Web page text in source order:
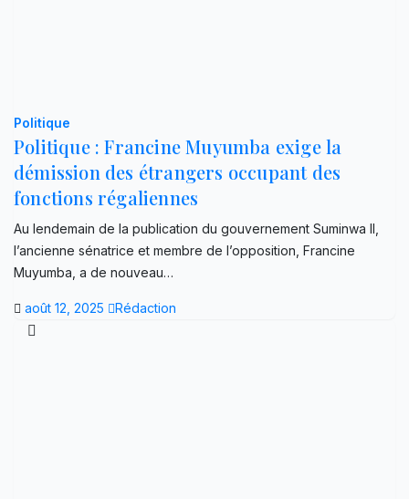
Politique
Politique : Francine Muyumba exige la
démission des étrangers occupant des
fonctions régaliennes
Au lendemain de la publication du gouvernement Suminwa II,
l’ancienne sénatrice et membre de l’opposition, Francine
Muyumba, a de nouveau…
août 12, 2025 Rédaction